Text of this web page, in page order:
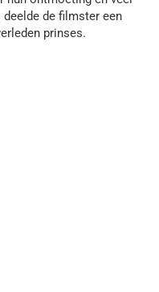
deelde de filmster een
prinses.